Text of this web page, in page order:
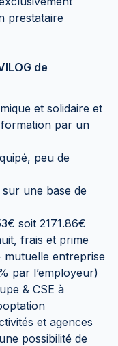
prestataire
de
et solidaire et
par un
peu de
une base de
soit 2171.86€
frais et prime
mutuelle entreprise
par l’employeur)
& CSE à
et agences
possibilité de